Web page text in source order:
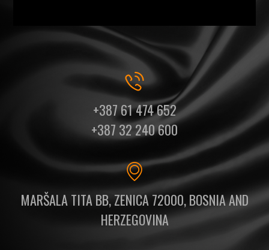
+387 61 474 652
+387 32 240 600
MARŠALA TITA BB, ZENICA 72000, BOSNIA AND
HERZEGOVINA